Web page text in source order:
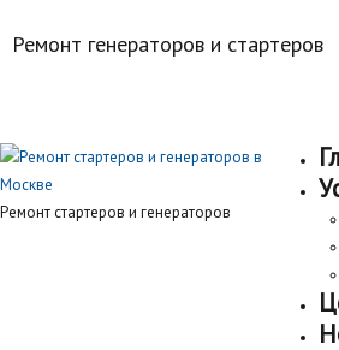
Ремонт генераторов и стартеров
Ремонт стартеров и генераторов